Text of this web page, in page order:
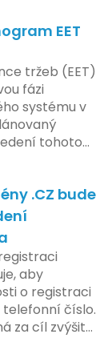
účetními
EET
tržeb (EET)
fázi
systému v
tohoto
změn,
do
se,
adaptaci
podpory pro
všechny
by měly
v rámci
.CZ bude
aby
o registraci
číslo.
za cíl zvýšit